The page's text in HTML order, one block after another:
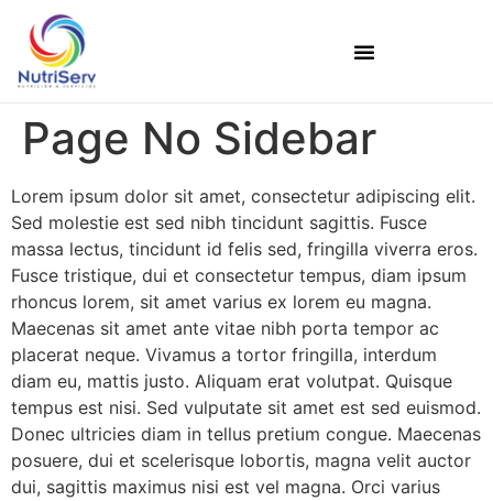
Page No Sidebar
Lorem ipsum dolor sit amet, consectetur adipiscing elit.
Sed molestie est sed nibh tincidunt sagittis. Fusce
massa lectus, tincidunt id felis sed, fringilla viverra eros.
Fusce tristique, dui et consectetur tempus, diam ipsum
rhoncus lorem, sit amet varius ex lorem eu magna.
Maecenas sit amet ante vitae nibh porta tempor ac
placerat neque. Vivamus a tortor fringilla, interdum
diam eu, mattis justo. Aliquam erat volutpat. Quisque
tempus est nisi. Sed vulputate sit amet est sed euismod.
Donec ultricies diam in tellus pretium congue. Maecenas
posuere, dui et scelerisque lobortis, magna velit auctor
dui, sagittis maximus nisi est vel magna. Orci varius